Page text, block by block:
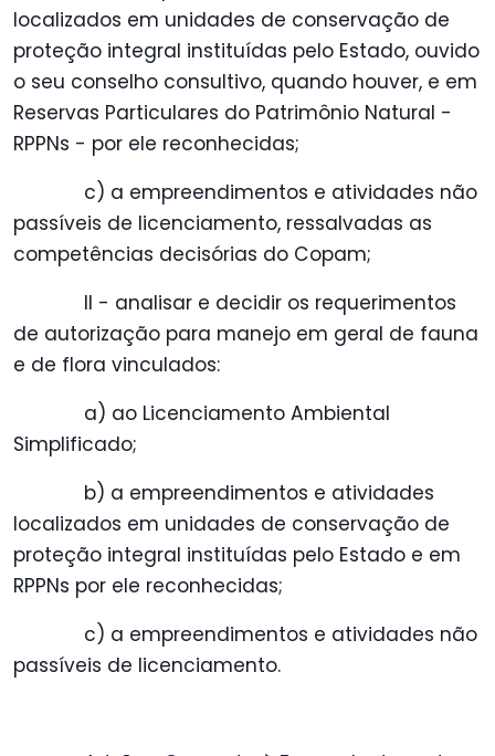
localizados em unidades de conservação de
proteção integral instituídas pelo Estado, ouvido
o seu conselho consultivo, quando houver, e em
Reservas Particulares do Patrimônio Natural -
RPPNs - por ele reconhecidas;
c) a empreendimentos e atividades não
passíveis de licenciamento, ressalvadas as
competências decisórias do Copam;
II - analisar e decidir os requerimentos
de autorização para manejo em geral de fauna
e de flora vinculados:
a) ao Licenciamento Ambiental
Simplificado;
b) a empreendimentos e atividades
localizados em unidades de conservação de
proteção integral instituídas pelo Estado e em
RPPNs por ele reconhecidas;
c) a empreendimentos e atividades não
passíveis de licenciamento.